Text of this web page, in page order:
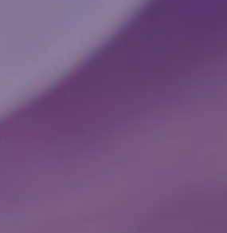
karmiques et relations qui épuisent